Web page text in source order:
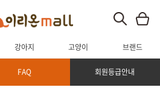
강아지 고양이 브랜드
FAQ 회원등급안내